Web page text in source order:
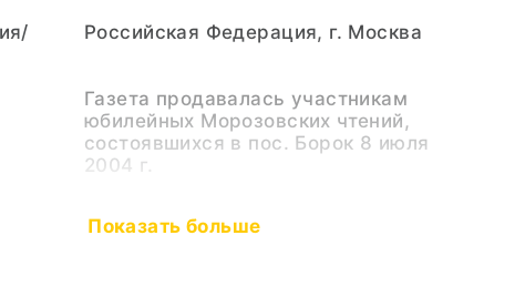
Российская Федерация, г. Москва
Газета продавалась участникам
юбилейных Морозовских чтений,
состоявшихся в пос. Борок 8 июля
2004 г.
(Персоналия)
Показать больше